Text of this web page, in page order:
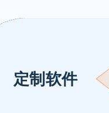
定制软件